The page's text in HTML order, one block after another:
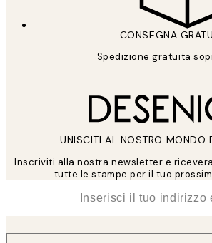
CONSEGNA
Spedizione gratuita
UNISCITI AL NOSTRO MONDO
Inscriviti alla nostra newsletter e
tutte le stampe per il tuo